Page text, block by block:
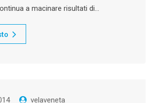
a macinare risultati di…
velaveneta